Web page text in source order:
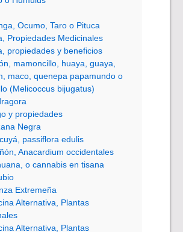
Ocumo, Taro o Pituca
Propiedades Medicinales
propiedades y beneficios
mamoncillo, huaya, guaya,
maco, quenepa papamundo o
(Melicoccus bijugatus)
y propiedades
Negra
passiflora edulis
Anacardium occidentales
o cannabis en tisana
Extremeña
Alternativa, Plantas
Alternativa, Plantas